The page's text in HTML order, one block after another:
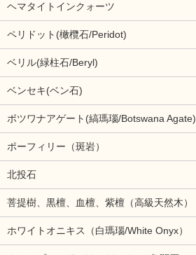
ヘマタイトインクォーツ
ペリドット(橄欖石/Peridot)
ベリル(緑柱石/Beryl)
ベンセキ(ベン石)
ボツワナアゲート(縞瑪瑙/Botswana Agate)
ポーフィリー（斑岩）
北投石
菩提樹、黒檀、血檀、紫檀（高級天然木）
ホワイトオニキス（白瑪瑙/White Onyx）